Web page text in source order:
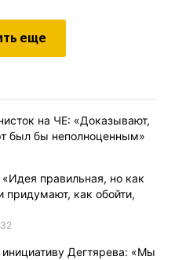
еще
на ЧЕ: «Доказывают,
был бы неполноценным»
правильная, но как
как обойти,
Дегтярева: «Мы